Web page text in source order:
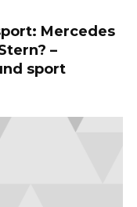
Mercedes
–
sport